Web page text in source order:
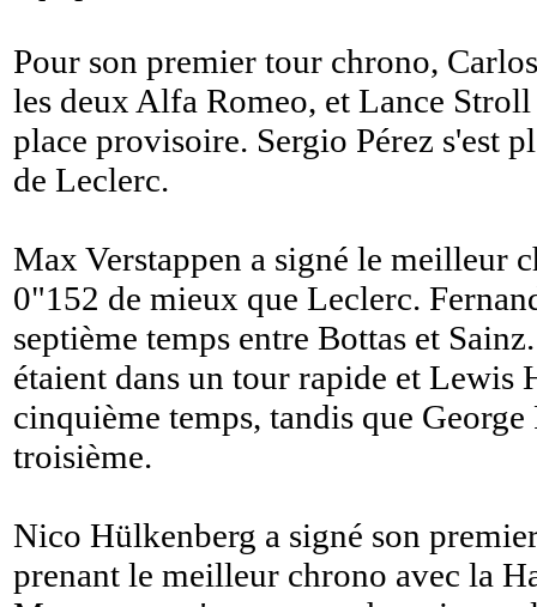
Pour son premier tour chrono,
les deux Alfa Romeo, et Lance
place provisoire. Sergio Pérez s'est
de Leclerc.
Max Verstappen a signé le meilleur
0"152 de mieux que Leclerc.
septième temps entre Bottas et
étaient dans un tour rapide et Lewis
cinquième temps, tandis que
troisième.
Nico Hülkenberg a signé son
prenant le meilleur chrono avec la